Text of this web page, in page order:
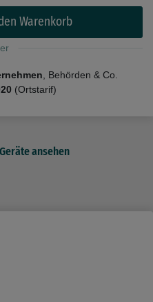
Warenkorb
, Behörden & Co.
(Ortstarif)
ansehen